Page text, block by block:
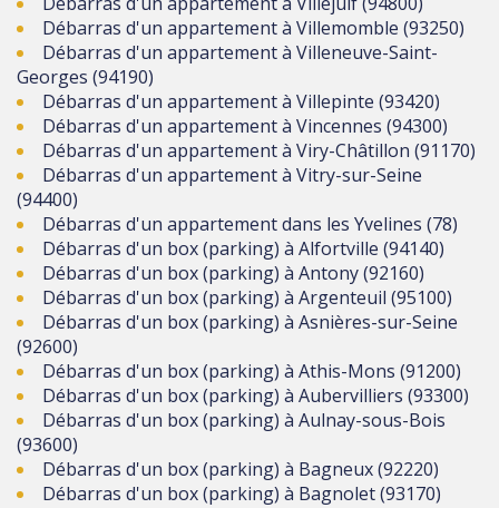
Débarras d'un appartement à Villemomble (93250)
Débarras d'un appartement à Villeneuve-Saint-
Georges (94190)
Débarras d'un appartement à Villepinte (93420)
Débarras d'un appartement à Vincennes (94300)
Débarras d'un appartement à Viry-Châtillon (91170)
Débarras d'un appartement à Vitry-sur-Seine
(94400)
Débarras d'un appartement dans les Yvelines (78)
Débarras d'un box (parking) à Alfortville (94140)
Débarras d'un box (parking) à Antony (92160)
Débarras d'un box (parking) à Argenteuil (95100)
Débarras d'un box (parking) à Asnières-sur-Seine
(92600)
Débarras d'un box (parking) à Athis-Mons (91200)
Débarras d'un box (parking) à Aubervilliers (93300)
Débarras d'un box (parking) à Aulnay-sous-Bois
(93600)
Débarras d'un box (parking) à Bagneux (92220)
Débarras d'un box (parking) à Bagnolet (93170)